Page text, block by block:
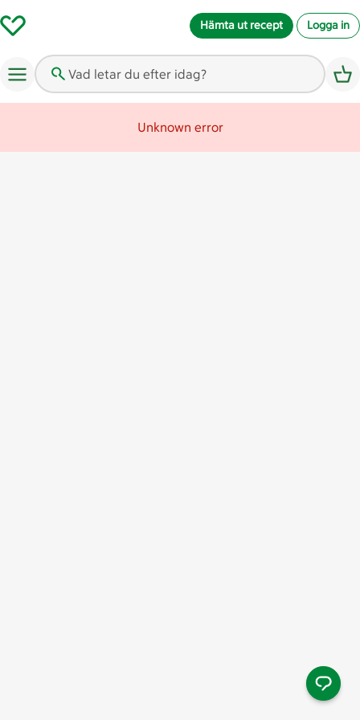
Hämta ut recept Logga in
Vad letar du efter idag?
Unknown error